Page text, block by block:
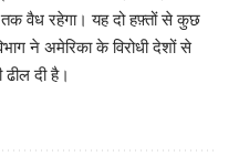
वैध रहेगा। यह दो हफ़्तों से कुछ
ने अमेरिका के विरोधी देशों से
दी है।